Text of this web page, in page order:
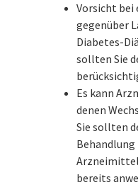
Vorsicht
gegenüber
Diabetes-
sollten Sie
Es kann
denen
Sie sollten
Arzneimittel
bereits